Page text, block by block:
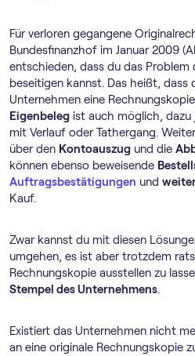
Für verloren gegangene
Bundesfinanzhof im Januar 2009
entschieden, dass du das Problem
beseitigen kannst. Das heißt, dass
Unternehmen eine
Eigenbeleg ist auch möglich,
mit Verlauf oder Tathergang.
über den Kontoauszug und die
können ebenso beweisende
Auftragsbestätigungen und
Kauf.
Zwar kannst du mit diesen
umgehen, es ist aber trotzdem
Rechnungskopie ausstellen zu
Stempel des Unternehmens.
Existiert das Unternehmen nicht
an eine originale Rechnungskopie